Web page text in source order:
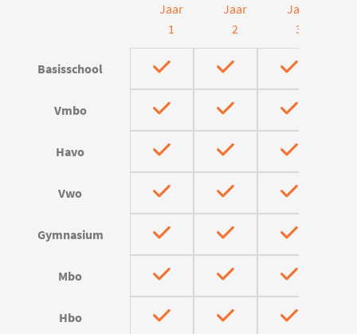
Jaar
1
Jaar
2
Jaar
3
Basisschool
Vmbo
Havo
Vwo
Gymnasium
Mbo
Hbo